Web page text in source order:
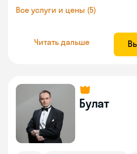
Все услуги и цены (5)
Читать дальше
Булат